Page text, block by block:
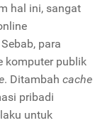
hal ini, sangat
para
komputer publik
. Ditambah cache
pribadi
untuk